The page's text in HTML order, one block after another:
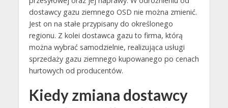
dostawcy gazu ziemnego OSD nie można zmienić.
Jest on na stałe przypisany do określonego
regionu. Z kolei dostawca gazu to firma, którą
można wybrać samodzielnie, realizująca usługi
sprzedaży gazu ziemnego kupowanego po cenach
hurtowych od producentów.
Kiedy zmiana dostawcy